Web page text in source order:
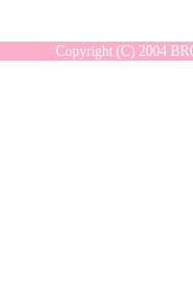
Copyright (C) 2004